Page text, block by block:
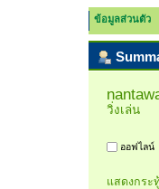
ข้อมูลส่วนตัว
วิ่งเล่น
ออฟไลน์
แสดงกระ